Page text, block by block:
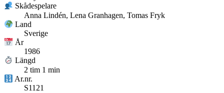
Skådespelare
Anna Lindén, Lena Granhagen, Tomas Fryk
Land
Sverige
År
1986
Längd
2 tim 1 min
Ar.nr.
S1121